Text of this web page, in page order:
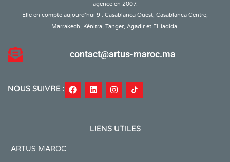
agence en 2007.
Elle en compte aujourd’hui 9 : Casablanca Ouest, Casablanca Centre,
Marrakech, Kénitra, Tanger, Agadir et El Jadida.
contact@artus-maroc.ma
NOUS SUIVRE :
LIENS UTILES
ARTUS MAROC